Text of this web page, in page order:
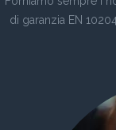
di garanzia EN